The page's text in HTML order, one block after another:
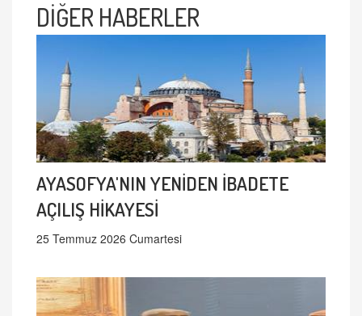
DİĞER HABERLER
AYASOFYA'NIN YENİDEN İBADETE
AÇILIŞ HİKAYESİ
25 Temmuz 2026 Cumartesi